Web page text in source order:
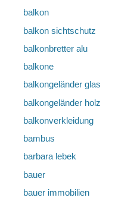
balkon
balkon sichtschutz
balkonbretter alu
balkone
balkongeländer glas
balkongeländer holz
balkonverkleidung
bambus
barbara lebek
bauer
bauer immobilien